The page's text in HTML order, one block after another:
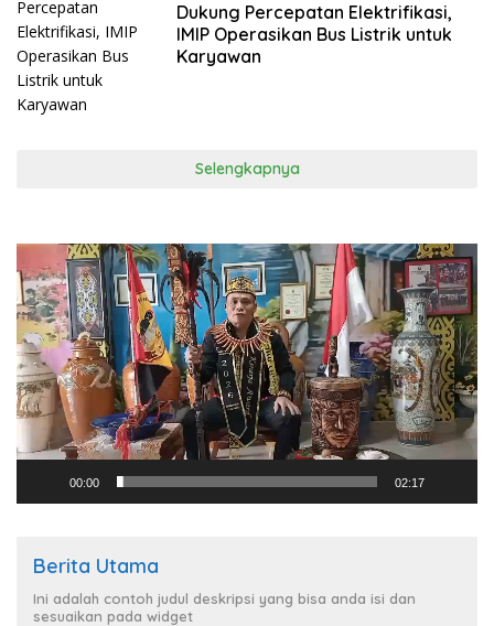
Dukung Percepatan Elektrifikasi,
IMIP Operasikan Bus Listrik untuk
Karyawan
Selengkapnya
Pemutar
Video
00:00 02:17
Berita Utama
Ini adalah contoh judul deskripsi yang bisa anda isi dan
sesuaikan pada widget